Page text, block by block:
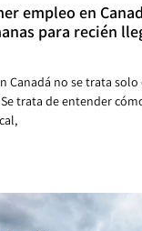
empleo en
para recién
Canadá no se trata
trata de entender